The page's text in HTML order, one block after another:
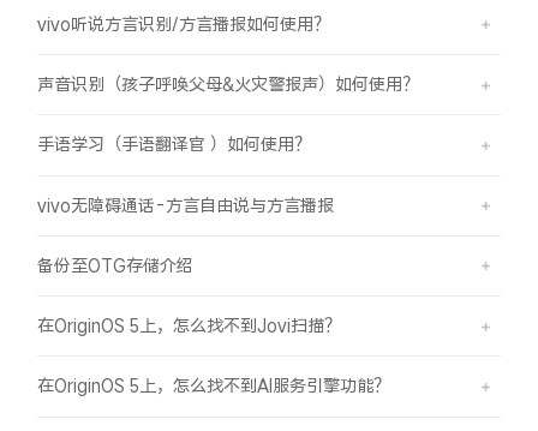
vivo听说方言识别/方言播报如何使用？
声音识别（孩子呼唤父母&火灾警报声）如何使用？
手语学习（手语翻译官 ）如何使用？
vivo无障碍通话-方言自由说与方言播报
备份至OTG存储介绍
在OriginOS 5上，怎么找不到Jovi扫描？
在OriginOS 5上，怎么找不到AI服务引擎功能？